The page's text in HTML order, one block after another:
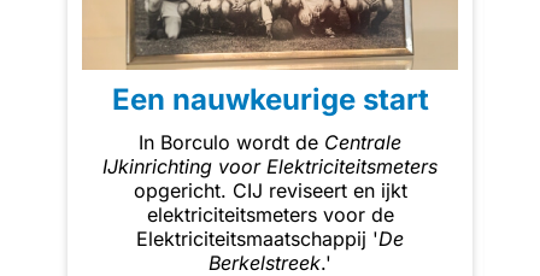
Een nauwkeurige start
In Borculo wordt de Centrale
IJkinrichting voor Elektriciteitsmeters
opgericht. CIJ reviseert en ijkt
elektriciteitsmeters voor de
Elektriciteitsmaatschappij 'De
Berkelstreek.'